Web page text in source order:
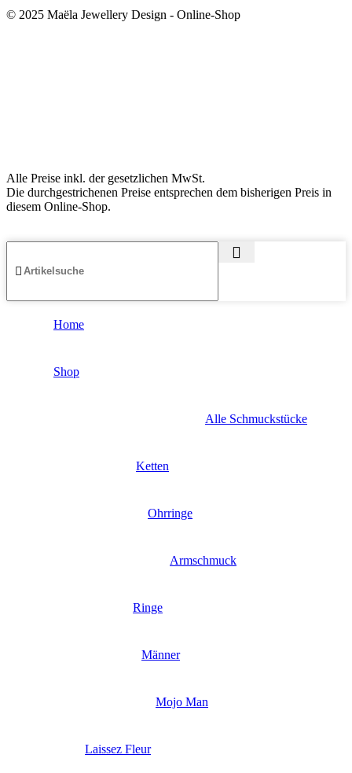
© 2025 Maëla Jewellery Design - Online-Shop
Alle Preise inkl. der gesetzlichen MwSt.
Die durchgestrichenen Preise entsprechen dem bisherigen Preis in
diesem Online-Shop.
Home
Shop
Alle Schmuckstücke
Ketten
Ohrringe
Armschmuck
Ringe
Männer
Mojo Man
Laissez Fleur